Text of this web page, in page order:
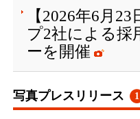
【2026年6月
プ2社による採
ーを開催
写真プレスリリース 1